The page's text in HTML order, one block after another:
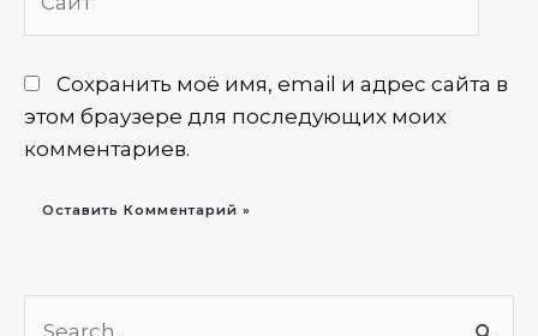
Сохранить моё имя, email и адрес сайта в
этом браузере для последующих моих
комментариев.